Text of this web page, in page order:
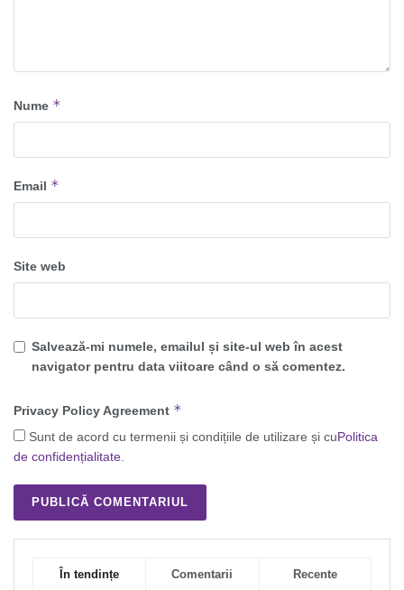
Nume *
Email *
Site web
Salvează-mi numele, emailul și site-ul web în acest
navigator pentru data viitoare când o să comentez.
Privacy Policy Agreement *
Sunt de acord cu termenii și condițiile de utilizare și cuPolitica
de confidențialitate.
În tendințe Comentarii Recente